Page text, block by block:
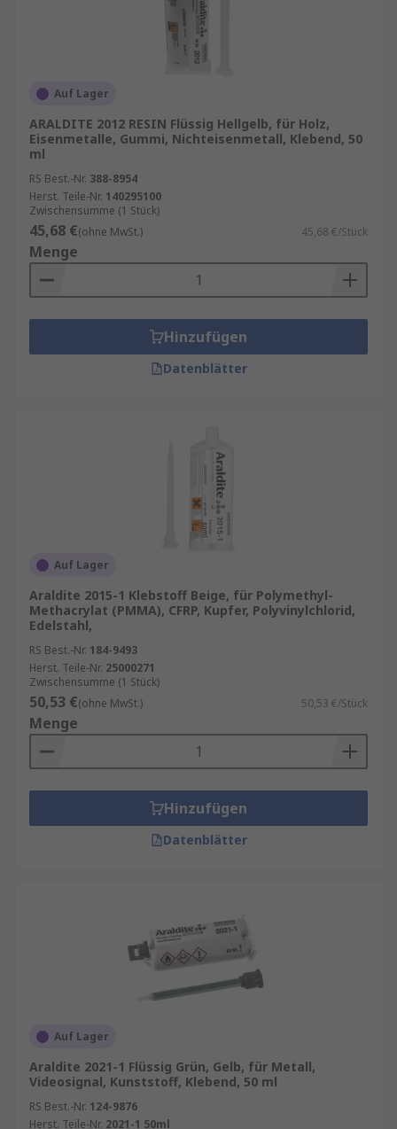
Auf Lager
ARALDITE 2012 RESIN Flüssig Hellgelb, für Holz,
Eisenmetalle, Gummi, Nichteisenmetall, Klebend, 50
ml
RS Best.-Nr. 388-8954
Herst. Teile-Nr. 140295100
Zwischensumme (1 Stück)
45,68 €(ohne MwSt.) 45,68 €/Stück
Menge
Hinzufügen
Datenblätter
Auf Lager
Araldite 2015-1 Klebstoff Beige, für Polymethyl-
Methacrylat (PMMA), CFRP, Kupfer, Polyvinylchlorid,
Edelstahl,
RS Best.-Nr. 184-9493
Herst. Teile-Nr. 25000271
Zwischensumme (1 Stück)
50,53 €(ohne MwSt.) 50,53 €/Stück
Menge
Hinzufügen
Datenblätter
Auf Lager
Araldite 2021-1 Flüssig Grün, Gelb, für Metall,
Videosignal, Kunststoff, Klebend, 50 ml
RS Best.-Nr. 124-9876
Herst. Teile-Nr. 2021-1 50ml